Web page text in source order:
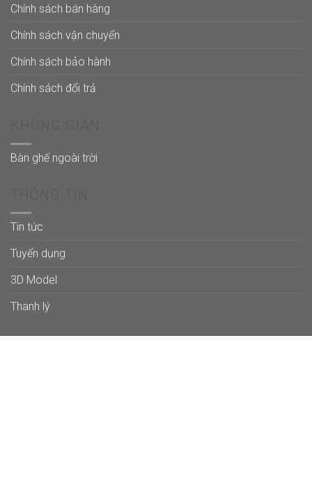
Chính sách bán hàng
Chính sách vận chuyển
Chính sách bảo hành
Chính sách đổi trả
Bàn ghế ngoài trời
Tin tức
Tuyển dụng
3D Model
Thanh lý